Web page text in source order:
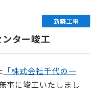
新築工事
ター竣工
「株式会社千代の一
事に竣工いたしまし